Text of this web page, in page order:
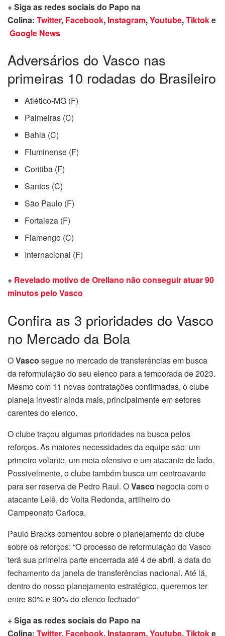
+ Siga as redes sociais do Papo na
Colina: Twitter, Facebook, Instagram,Youtube,Tiktoke
Google News
Adversários do Vasco nas
primeiras 10 rodadas do Brasileiro
Atlético-MG (F)
Palmeiras (C)
Bahia (C)
Fluminense (F)
Coritiba (F)
Santos (C)
São Paulo (F)
Fortaleza (F)
Flamengo (C)
Internacional (F)
+ Revelado motivo de Orellano não conseguir atuar 90
minutos pelo Vasco
Confira as 3 prioridades do Vasco
no Mercado da Bola
OVasco segue no mercado de transferências em busca
da reformulação do seu elenco para a temporada de 2023.
Mesmo com 11 novas contratações confirmadas, o clube
planeja investir ainda mais, principalmente em setores
carentes do elenco.
O clube traçou algumas prioridades na busca pelos
reforços. As maiores necessidades da equipe são: um
primeiro volante, um meia ofensivo e um atacante de lado.
Possivelmente, o clube também busca um centroavante
para ser reserva de Pedro Raul. OVasco negocia com o
atacante Lelê, do Volta Redonda, artilheiro do
Campeonato Carioca.
Paulo Bracks comentou sobre o planejamento do clube
sobre os reforços: “O processo de reformulação do Vasco
terá sua primeira parte encerrada até 4 de abril, a data do
fechamento da janela de transferências nacional. Até lá,
dentro do nosso planejamento estratégico, queremos ter
entre 80% e 90% do elenco fechado”
+ Siga as redes sociais do Papo na
Colina: Twitter, Facebook, Instagram,Youtube,Tiktoke